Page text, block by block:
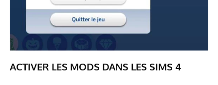
ACTIVER LES MODS DANS LES SIMS 4